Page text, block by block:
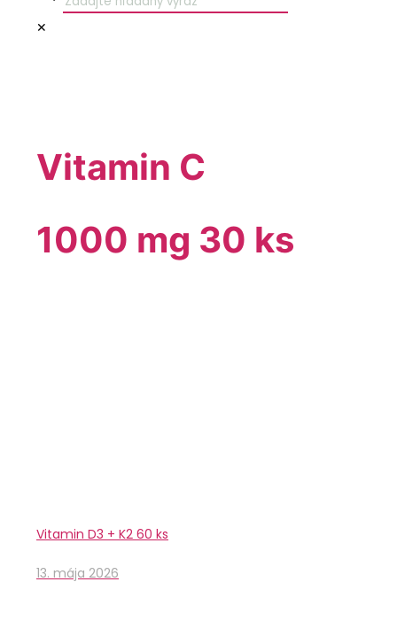
✕
Vitamin C
1000 mg 30 ks
Vitamin D3 + K2 60 ks
13. mája 2026